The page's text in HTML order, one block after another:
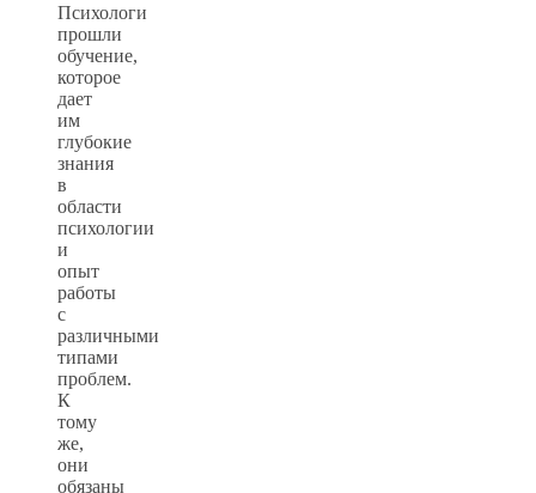
Психологи
прошли
обучение,
которое
дает
им
глубокие
знания
в
области
психологии
и
опыт
работы
с
различными
типами
проблем.
К
тому
же,
они
обязаны